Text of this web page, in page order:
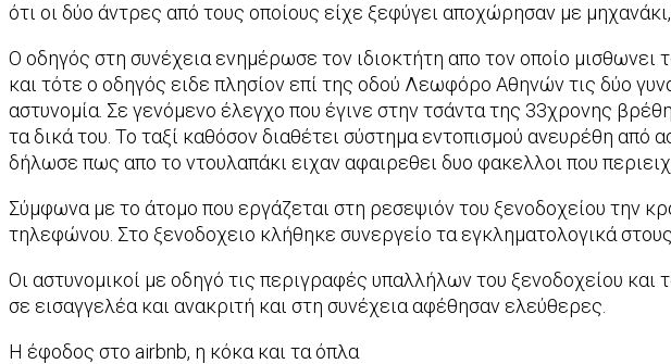
ότι οι δύο άντρες από τους οποίους είχε ξεφύγει αποχώρησαν με
Ο οδηγός στη συνέχεια ενημέρωσε τον ιδιοκτήτη απο τον οποίο μισθωνει
και τότε ο οδηγός ειδε πλησίον επί της οδού Λεωφόρο Αθηνών τις δύο
αστυνομία. Σε γενόμενο έλεγχο που έγινε στην τσάντα της 33χρονης
τα δικά του. Το ταξί καθόσον διαθέτει σύστημα εντοπισμού ανευρέθη
δήλωσε πως απο το ντουλαπάκι ειχαν αφαιρεθει δυο φακελλοι που
Σύμφωνα με το άτομο που εργάζεται στη ρεσεψιόν του ξενοδοχείου την
τηλεφώνου. Στο ξενοδοχειο κλήθηκε συνεργείο τα εγκληματολογικά
Οι αστυνομικοί με οδηγό τις περιγραφές υπαλλήλων του ξενοδοχείου
σε εισαγγελέα και ανακριτή και στη συνέχεια αφέθησαν ελεύθερες.
Η έφοδος στο airbnb, η κόκα και τα όπλα